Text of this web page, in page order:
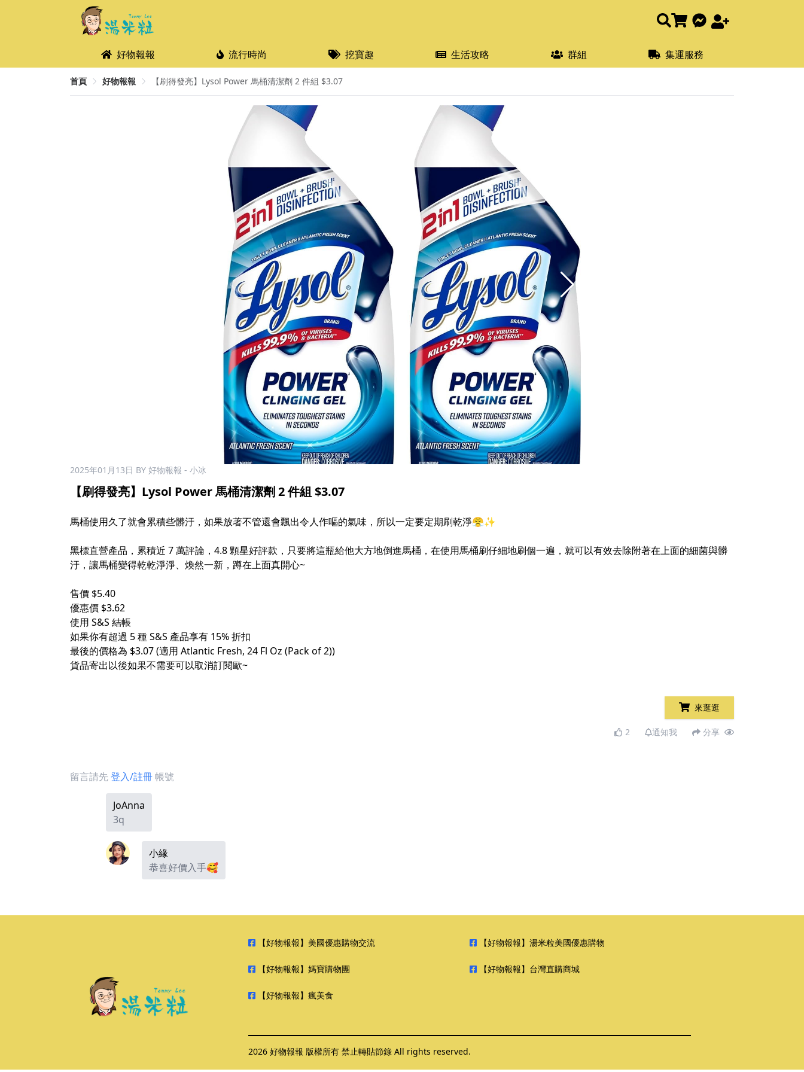
好物報報 流行時尚 挖寶趣 生活攻略 群組 集運服務
首頁 好物報報 【刷得發亮】Lysol Power 馬桶清潔劑 2 件組 $3.07
2025年01月13日 BY 好物報報 - 小冰
【刷得發亮】Lysol Power 馬桶清潔劑 2 件組 $3.07
馬桶使用久了就會累積些髒汙，如果放著不管還會飄出令人作嘔的氣味，所以一定要定期刷乾淨😤✨
黑標直營產品，累積近 7 萬評論，4.8 顆星好評款，只要將這瓶給他大方地倒進馬桶，在使用馬桶刷仔細地刷個一遍，就可以有效去除附著在上面的細菌與髒
汙，讓馬桶變得乾乾淨淨、煥然一新，蹲在上面真開心~
售價 $5.40
優惠價 $3.62
使用 S&S 結帳
如果你有超過 5 種 S&S 產品享有 15% 折扣
最後的價格為 $3.07 (適用 Atlantic Fresh, 24 Fl Oz (Pack of 2))
貨品寄出以後如果不需要可以取消訂閱歐~
來逛逛
2 通知我 分享
留言請先登入/註冊帳號
JoAnna
3q
小緣
恭喜好價入手🥰
【好物報報】美國優惠購物交流 【好物報報】湯米粒美國優惠購物
【好物報報】媽寶購物團 【好物報報】台灣直購商城
【好物報報】瘋美食
2026 好物報報 版權所有 禁止轉貼節錄 All rights reserved.